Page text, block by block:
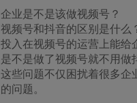
企业是不是该做视频号？
视频号和抖音的区别是什么
投入在视频号的运营上能给
是不是做了视频号就不用做
这些问题不仅困扰着很多
的问题。